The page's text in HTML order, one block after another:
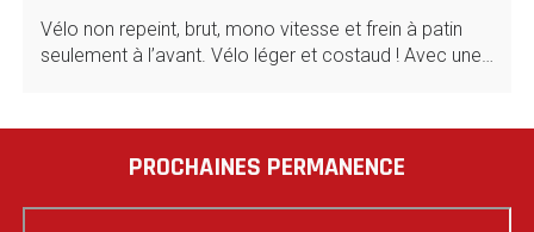
Vélo non repeint, brut, mono vitesse et frein à patin
seulement à l’avant. Vélo léger et costaud ! Avec une…
PROCHAINES PERMANENCE